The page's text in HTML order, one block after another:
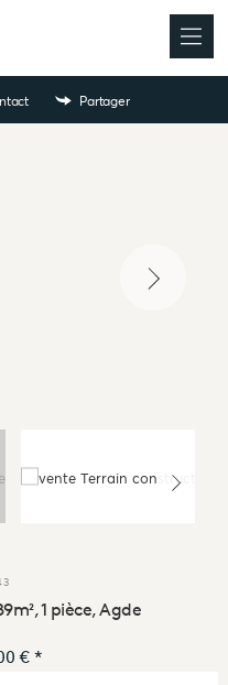
Partager
1 pièce, Agde
€ *